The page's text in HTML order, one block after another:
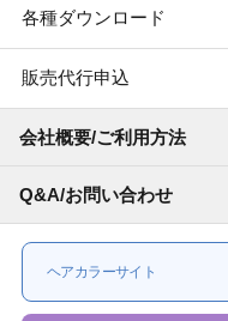
各種ダウンロード
販売代行申込
会社概要/ご利用方法
Q&A/お問い合わせ
ヘアカラーサイト